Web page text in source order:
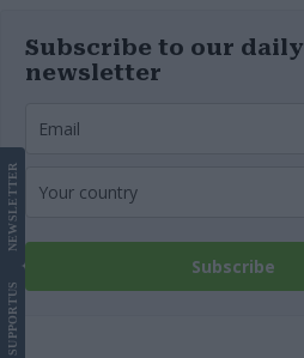
Subscribe to our daily
newsletter
Subscribe
SUPPORT
US
NEWS
LETTER